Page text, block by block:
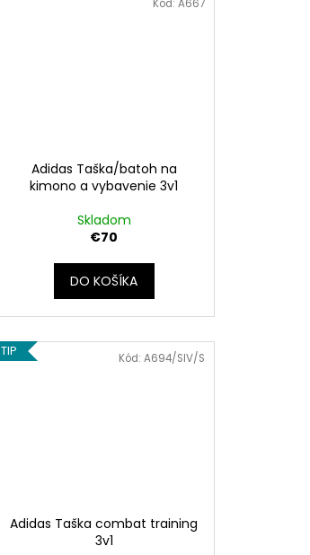
Adidas Taška/batoh na
kimono a vybavenie 3v1
Skladom
€70
DO KOŠÍKA
Kód: A667
TIP
Adidas Taška combat training
3v1
Kód: A694/SIV/S